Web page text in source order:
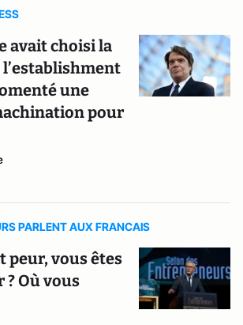
avait choisi la
une
pour
PARLENT AUX FRANCAIS
peur, vous êtes
Où vous